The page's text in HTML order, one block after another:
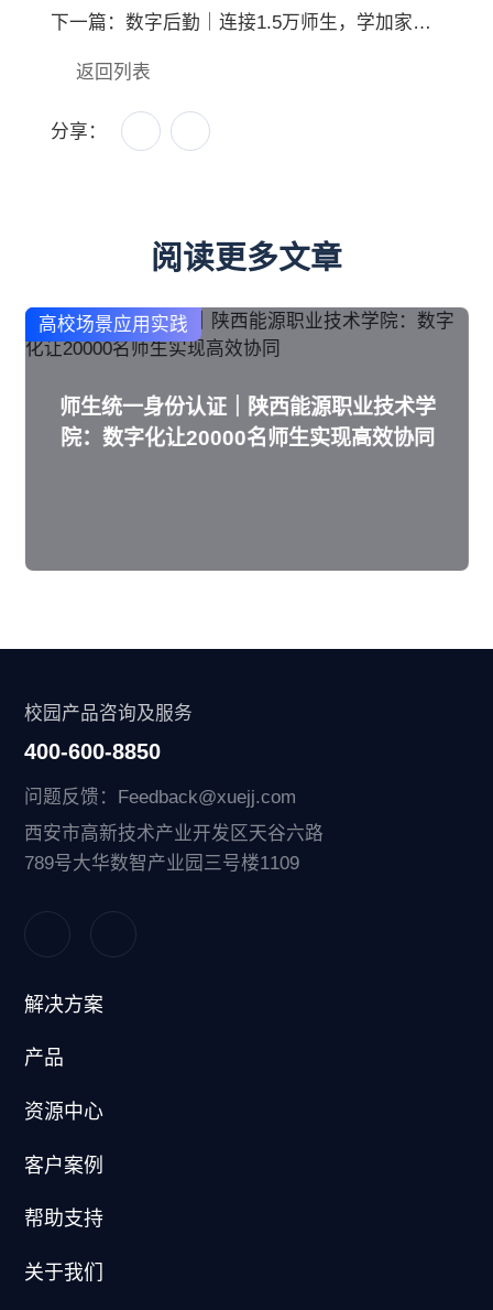
下一篇：数字后勤｜连接1.5万师生，学加家数字后勤实现效率飞跃
返回列表
分享：
阅读更多文章
高校场景应用实践
师生统一身份认证｜陕西能源职业技术学
院：数字化让20000名师生实现高效协同
校园产品咨询及服务
400-600-8850
问题反馈：Feedback@xuejj.com
西安市高新技术产业开发区天谷六路
789号大华数智产业园三号楼1109
解决方案
产品
资源中心
客户案例
帮助支持
关于我们